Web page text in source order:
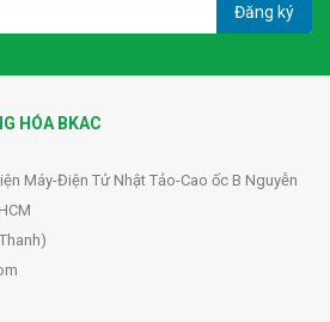
Đăng ký
HÓA BKAC
Máy-Điện Tử Nhật Tảo-Cao ốc B Nguyễn